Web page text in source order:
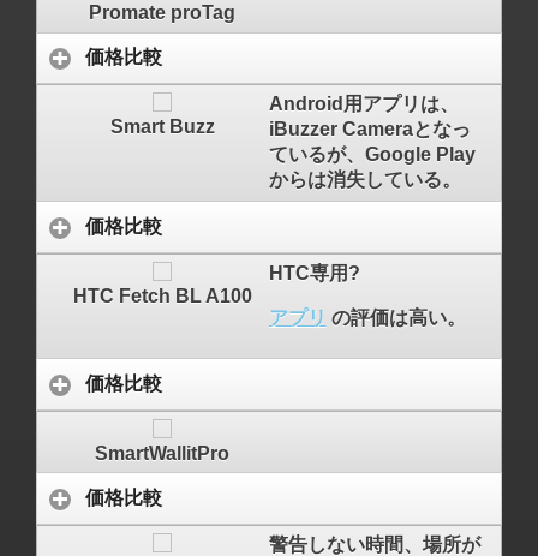
Promate proTag
価格比較
Smart Buzz
Android用アプリは、
iBuzzer Cameraとなっ
ているが、Google Play
からは消失している。
価格比較
HTC Fetch BL A100
HTC専用?
アプリ の評価は高い。
価格比較
SmartWallitPro
価格比較
警告しない時間、場所が